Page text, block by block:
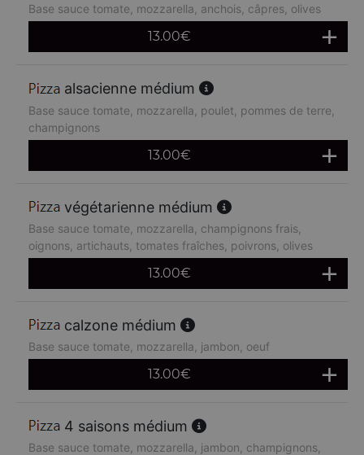
Base sauce tomate, mozzarella, anchois, câpres, olives
13.00€
alsacienne médium
Base sauce tomate, mozzarella, poulet, pommes de terre,
champignons
13.00€
végétarienne médium
Base sauce tomate, mozzarella, champignons frais,
oignons, artichauts, tomates fraîches, poivrons, olives
13.00€
calzone médium
Base sauce tomate, mozzarella, jambon, oeuf
13.00€
4 saisons médium
Base sauce tomate, mozzarella, jambon, champignons,